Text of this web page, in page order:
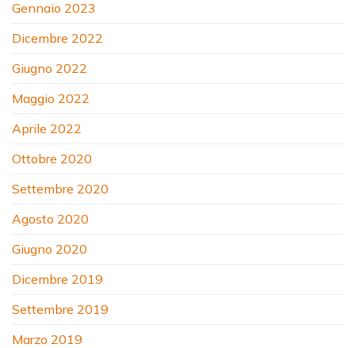
Gennaio 2023
Dicembre 2022
Giugno 2022
Maggio 2022
Aprile 2022
Ottobre 2020
Settembre 2020
Agosto 2020
Giugno 2020
Dicembre 2019
Settembre 2019
Marzo 2019